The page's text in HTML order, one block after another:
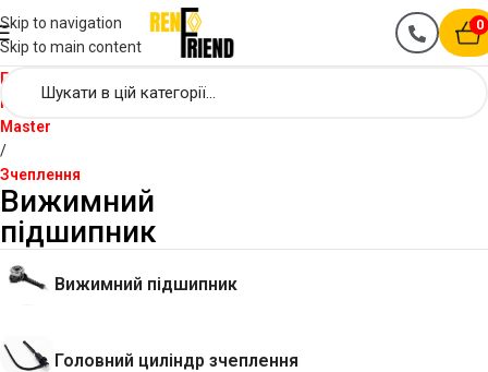
Skip to navigation
Skip to main content
0
Головна
Renault
Master
Зчеплення
Вижимний
підшипник
Вижимний підшипник
Головний циліндр зчеплення